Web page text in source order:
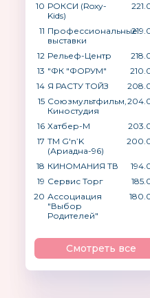
10 РОКСИ (Roxy-
Kids)
11 Профессиональные
выставки
12 Рельеф-Центр
13 "ФК "ФОРУМ"
14 Я РАСТУ ТОЙЗ
15 Союзмультфильм,
Киностудия
16 Хатбер-М
17 ТМ G′n’K
(Ариадна-96)
18 КИНОМАНИЯ ТВ
19 Сервис Торг
20 Ассоциация
"Выбор
Родителей"
Смотреть все